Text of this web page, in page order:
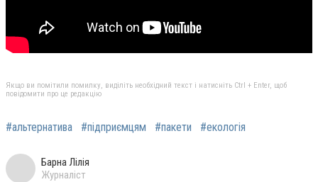
Якщо ви помітили помилку, виділіть необхідний текст і натисніть Ctrl + Enter, щоб
повідомити про це редакцію
#альтернатива #підприємцям #пакети #екологія
Барна Лілія
Журналіст